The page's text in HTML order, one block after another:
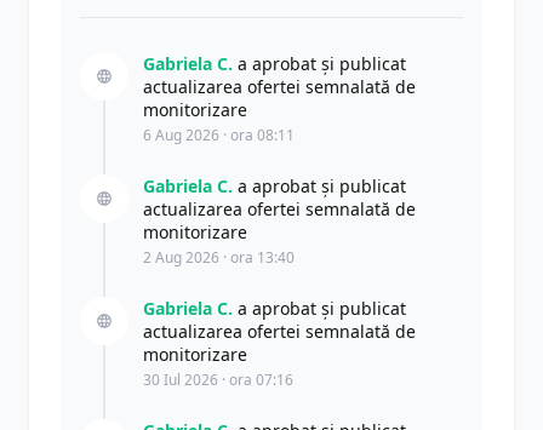
Gabriela C. a aprobat și publicat
actualizarea ofertei semnalată de
monitorizare
6 Aug 2026 · ora 08:11
Gabriela C. a aprobat și publicat
actualizarea ofertei semnalată de
monitorizare
2 Aug 2026 · ora 13:40
Gabriela C. a aprobat și publicat
actualizarea ofertei semnalată de
monitorizare
30 Iul 2026 · ora 07:16